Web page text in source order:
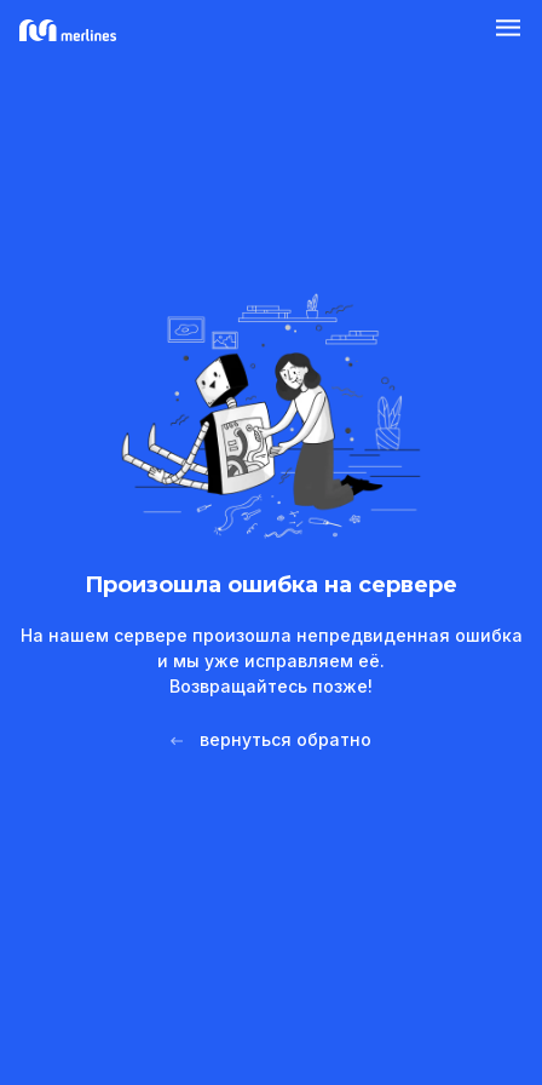
Произошла ошибка на сервере
На нашем сервере произошла непредвиденная ошибка
и мы уже исправляем её.
Возвращайтесь позже!
вернуться обратно